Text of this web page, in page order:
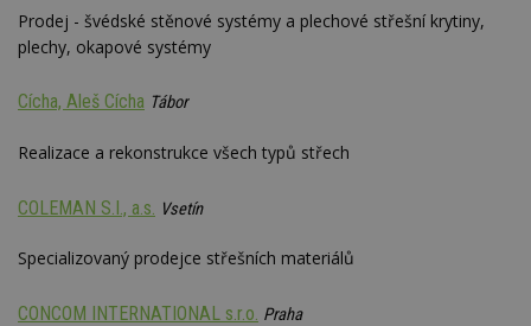
Prodej - švédské stěnové systémy a plechové střešní krytiny,
plechy, okapové systémy
Cícha, Aleš Cícha Tábor
Realizace a rekonstrukce všech typů střech
COLEMAN S.I., a.s. Vsetín
Specializovaný prodejce střešních materiálů
CONCOM INTERNATIONAL s.r.o. Praha